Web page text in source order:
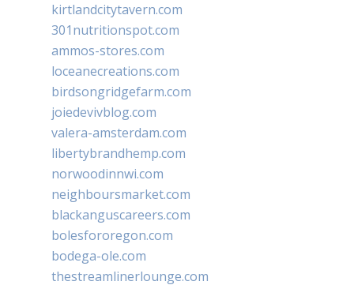
kirtlandcitytavern.com
301nutritionspot.com
ammos-stores.com
loceanecreations.com
birdsongridgefarm.com
joiedevivblog.com
valera-amsterdam.com
libertybrandhemp.com
norwoodinnwi.com
neighboursmarket.com
blackanguscareers.com
bolesfororegon.com
bodega-ole.com
thestreamlinerlounge.com